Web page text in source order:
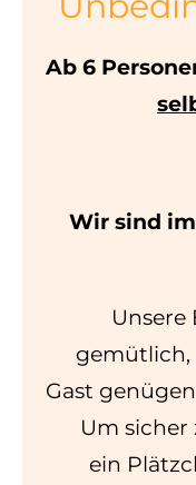
Ab 6
Wir sind
Unsere
gemütlich,
Gast
Um sicher
ein